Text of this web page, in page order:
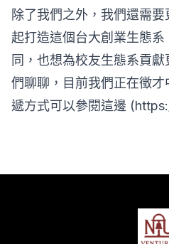
除了我們之外，我們還需
起打造這個台大創業生態
同，也想為校友生態系貢
們聊聊，目前我們正在徵
遞方式可以參閱這邊